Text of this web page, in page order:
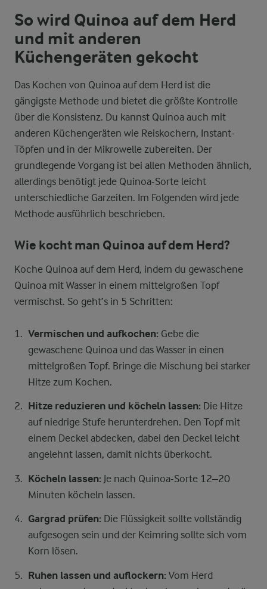
So wird Quinoa auf dem Herd
und mit anderen
Küchengeräten gekocht
Das Kochen von Quinoa auf dem Herd ist die
gängigste Methode und bietet die größte Kontrolle
über die Konsistenz. Du kannst Quinoa auch mit
anderen Küchengeräten wie Reiskochern, Instant-
Töpfen und in der Mikrowelle zubereiten. Der
grundlegende Vorgang ist bei allen Methoden ähnlich,
allerdings benötigt jede Quinoa-Sorte leicht
unterschiedliche Garzeiten. Im Folgenden wird jede
Methode ausführlich beschrieben.
Wie kocht man Quinoa auf dem Herd?
Koche Quinoa auf dem Herd, indem du gewaschene
Quinoa mit Wasser in einem mittelgroßen Topf
vermischst. So geht’s in 5 Schritten:
Vermischen und aufkochen: Gebe die
gewaschene Quinoa und das Wasser in einen
mittelgroßen Topf. Bringe die Mischung bei starker
Hitze zum Kochen.
Hitze reduzieren und köcheln lassen: Die Hitze
auf niedrige Stufe herunterdrehen. Den Topf mit
einem Deckel abdecken, dabei den Deckel leicht
angelehnt lassen, damit nichts überkocht.
Köcheln lassen: Je nach Quinoa-Sorte 12–20
Minuten köcheln lassen.
Gargrad prüfen: Die Flüssigkeit sollte vollständig
aufgesogen sein und der Keimring sollte sich vom
Korn lösen.
Ruhen lassen und auflockern: Vom Herd